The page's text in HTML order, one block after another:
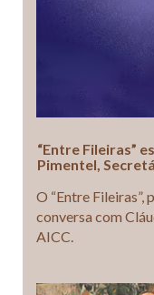
“Entre Fileiras”
Pimentel,
O “Entre Fileiras”,
conversa com
AICC.